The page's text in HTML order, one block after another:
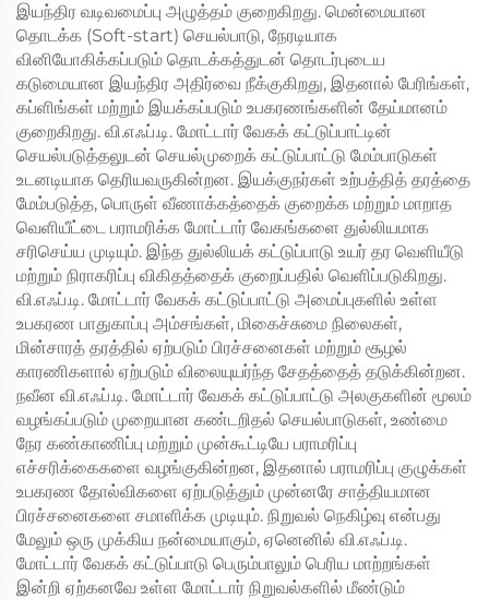
இயந்திர வடிவமைப்பு அழுத்தம் குறைகிறது. மென்மையான
தொடக்க (Soft-start) செயல்பாடு, நேரடியாக
வினியோகிக்கப்படும் தொடக்கத்துடன் தொடர்புடைய
கடுமையான இயந்திர அதிர்வை நீக்குகிறது, இதனால் பேரிங்கள்,
கப்ளிங்கள் மற்றும் இயக்கப்படும் உபகரணங்களின் தேய்மானம்
குறைகிறது. வி.எஃப்.டி. மோட்டார் வேகக் கட்டுப்பாட்டின்
செயல்படுத்தலுடன் செயல்முறைக் கட்டுப்பாட்டு மேம்பாடுகள்
உடனடியாக தெரியவருகின்றன. இயக்குநர்கள் உற்பத்தித் தரத்தை
மேம்படுத்த, பொருள் வீணாக்கத்தைக் குறைக்க மற்றும் மாறாத
வெளியீட்டை பராமரிக்க மோட்டார் வேகங்களை துல்லியமாக
சரிசெய்ய முடியும். இந்த துல்லியக் கட்டுப்பாடு உயர் தர வெளியீடு
மற்றும் நிராகரிப்பு விகிதத்தைக் குறைப்பதில் வெளிப்படுகிறது.
வி.எஃப்.டி. மோட்டார் வேகக் கட்டுப்பாட்டு அமைப்புகளில் உள்ள
உபகரண பாதுகாப்பு அம்சங்கள், மிகைச்சுமை நிலைகள்,
மின்சாரத் தரத்தில் ஏற்படும் பிரச்சனைகள் மற்றும் சூழல்
காரணிகளால் ஏற்படும் விலையுயர்ந்த சேதத்தைத் தடுக்கின்றன.
நவீன வி.எஃப்.டி. மோட்டார் வேகக் கட்டுப்பாட்டு அலகுகளின் மூலம்
வழங்கப்படும் முறையான கண்டறிதல் செயல்பாடுகள், உண்மை
நேர கண்காணிப்பு மற்றும் முன்கூட்டியே பராமரிப்பு
எச்சரிக்கைகளை வழங்குகின்றன, இதனால் பராமரிப்பு குழுக்கள்
உபகரண தோல்விகளை ஏற்படுத்தும் முன்னரே சாத்தியமான
பிரச்சனைகளை சமாளிக்க முடியும். நிறுவல் நெகிழ்வு என்பது
மேலும் ஒரு முக்கிய நன்மையாகும், ஏனெனில் வி.எஃப்.டி.
மோட்டார் வேகக் கட்டுப்பாடு பெரும்பாலும் பெரிய மாற்றங்கள்
இன்றி ஏற்கனவே உள்ள மோட்டார் நிறுவல்களில் மீண்டும்